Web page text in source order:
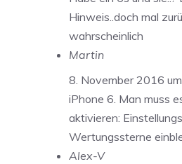
Hinweis..doch mal
wahrscheinlich
Martin
8. November 2016
iPhone 6. Man muss
aktivieren:
Wertungssterne
Alex-V